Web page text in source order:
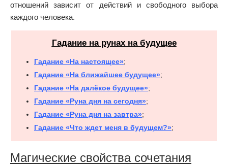
отношений зависит от действий и свободного выбора
каждого человека.
Гадание на рунах на будущее
Гадание «На настоящее»;
Гадание «На ближайшее будущее»;
Гадание «На далёкое будущее»;
Гадание «Руна дня на сегодня»;
Гадание «Руна дня на завтра»;
Гадание «Что ждет меня в будущем?»;
Магические свойства сочетания